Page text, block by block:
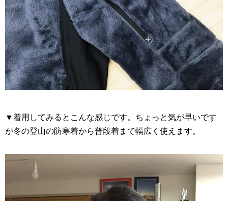
▼着用してみるとこんな感じです。ちょっと気が早いです
が冬の登山の防寒着から普段着まで幅広く使えます。